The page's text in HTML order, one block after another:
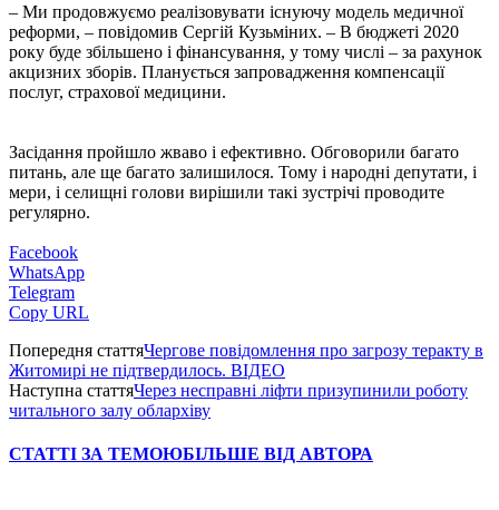
– Ми продовжуємо реалізовувати існуючу модель медичної
реформи, – повідомив Сергій Кузьміних. – В бюджеті 2020
року буде збільшено і фінансування, у тому числі – за рахунок
акцизних зборів. Планується запровадження компенсації
послуг, страхової медицини.
Засідання пройшло жваво і ефективно. Обговорили багато
питань, але ще багато залишилося. Тому і народні депутати, і
мери, і селищні голови вирішили такі зустрічі проводите
регулярно.
Facebook
WhatsApp
Telegram
Copy URL
Попередня статтяЧергове повідомлення про загрозу теракту в
Житомирі не підтвердилось. ВІДЕО
Наступна статтяЧерез несправні ліфти призупинили роботу
читального залу облархіву
СТАТТІ ЗА ТЕМОЮБІЛЬШЕ ВІД АВТОРА